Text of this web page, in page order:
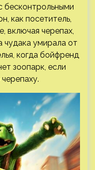
бесконтрольными
как посетитель,
включая черепах,
чудака умирала от
когда бойфренд
зоопарк, если